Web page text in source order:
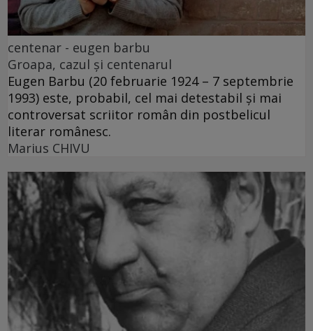
centenar - eugen barbu
Groapa, cazul și centenarul
Eugen Barbu (20 februarie 1924 – 7 septembrie
1993) este, probabil, cel mai detestabil și mai
controversat scriitor român din postbelicul
literar românesc.
Marius CHIVU